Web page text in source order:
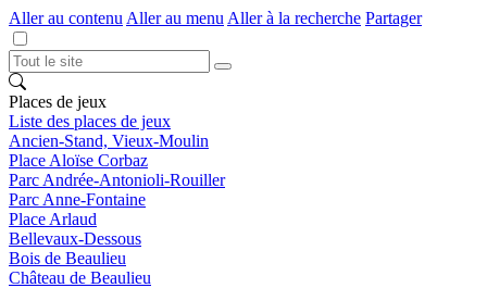
Aller au contenu Aller au menu Aller à la recherche Partager
Places de jeux
Liste des places de jeux
Ancien-Stand, Vieux-Moulin
Place Aloïse Corbaz
Parc Andrée-Antonioli-Rouiller
Parc Anne-Fontaine
Place Arlaud
Bellevaux-Dessous
Bois de Beaulieu
Château de Beaulieu